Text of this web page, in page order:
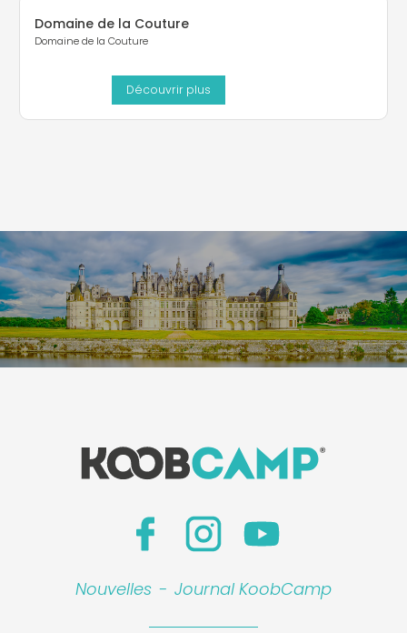
Domaine de la Couture
Domaine de la Couture
Découvrir plus
Nouvelles - Journal KoobCamp